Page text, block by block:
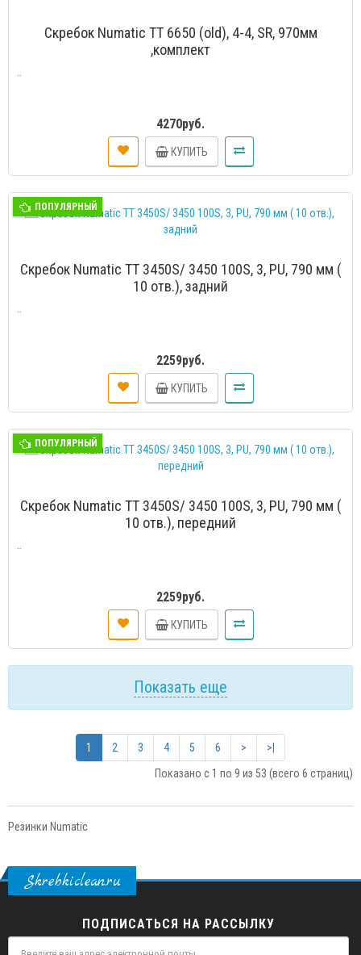
Скребок Numatic TT 6650 (old), 4-4, SR, 970мм
,комплект
4270руб.
КУПИТЬ
ПОПУЛЯРНЫЙ
Скребок Numatic TT 3450S/ 3450 100S, 3, PU, 790 мм (
10 отв.), задний
2259руб.
КУПИТЬ
ПОПУЛЯРНЫЙ
Скребок Numatic TT 3450S/ 3450 100S, 3, PU, 790 мм (
10 отв.), передний
2259руб.
КУПИТЬ
Показать еще
1 2 3 4 5 6 >
>|
Показано с 1 по 9 из 53 (всего 6 страниц)
Резинки Numatic
Skrebkiclean.ru
ПОДПИСАТЬСЯ НА РАССЫЛКУ